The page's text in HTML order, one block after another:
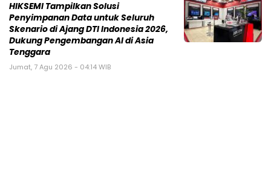
HIKSEMI Tampilkan Solusi
Penyimpanan Data untuk Seluruh
Skenario di Ajang DTI Indonesia 2026,
Dukung Pengembangan AI di Asia
Tenggara
Jumat, 7 Agu 2026 - 04:14 WIB